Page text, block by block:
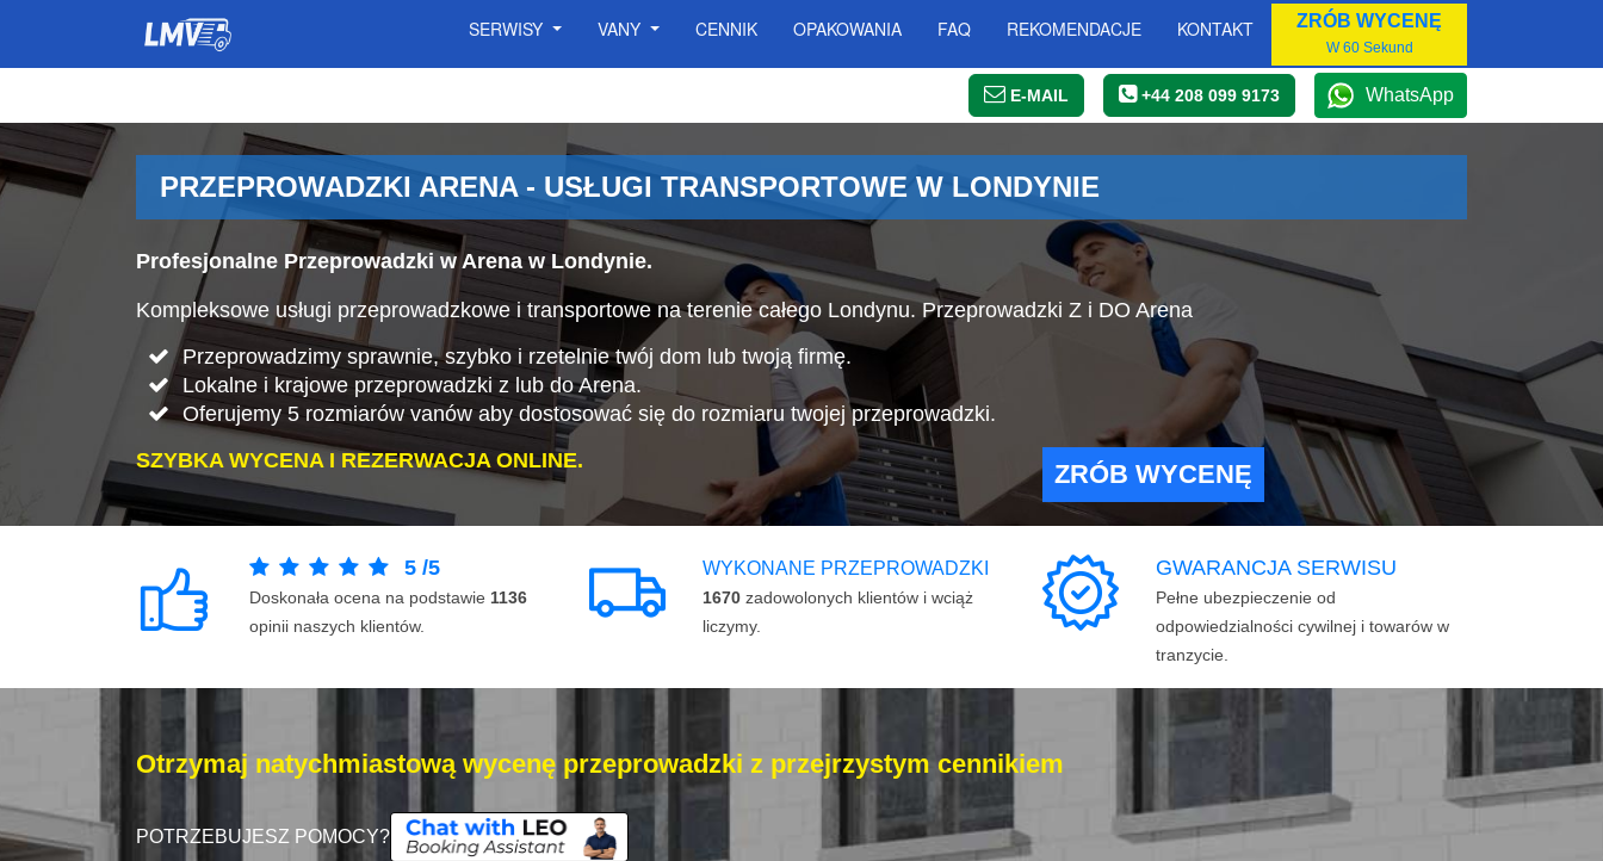
SERWISY VANY CENNIK OPAKOWANIA FAQ REKOMENDACJE KONTAKT ZRÓB WYCENĘ
W 60 Sekund
E-MAIL +44 208 099 9173 WhatsApp
PRZEPROWADZKI ARENA - USŁUGI TRANSPORTOWE W LONDYNIE
Profesjonalne Przeprowadzki w Arena w Londynie.
Kompleksowe usługi przeprowadzkowe i transportowe na terenie całego Londynu. Przeprowadzki Z i DO Arena
Przeprowadzimy sprawnie, szybko i rzetelnie twój dom lub twoją firmę.
Lokalne i krajowe przeprowadzki z lub do Arena.
Oferujemy 5 rozmiarów vanów aby dostosować się do rozmiaru twojej przeprowadzki.
SZYBKA WYCENA I REZERWACJA ONLINE.
ZRÓB WYCENĘ
5 /5
Doskonała ocena na podstawie 1136
opinii naszych klientów.
WYKONANE PRZEPROWADZKI
1670 zadowolonych klientów i wciąż
liczymy.
GWARANCJA SERWISU
Pełne ubezpieczenie od
odpowiedzialności cywilnej i towarów w
tranzycie.
Otrzymaj natychmiastową wycenę przeprowadzki z przejrzystym cennikiem
POTRZEBUJESZ POMOCY?